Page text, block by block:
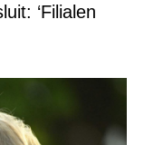
‘Filialen